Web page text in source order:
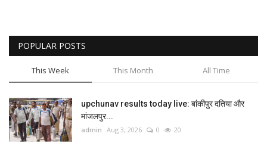
POPULAR POSTS
This Week This Month All Time
upchunav results today live: बांकीपुर दतिया और
मांजलपुर...
admin Aug 3, 2026 0 20